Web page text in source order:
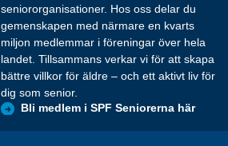
seniororganisationer. Hos oss delar du
gemenskapen med närmare en kvarts
miljon medlemmar i föreningar över hela
landet. Tillsammans verkar vi för att skapa
bättre villkor för äldre – och ett aktivt liv för
dig som senior.
Bli medlem i SPF Seniorerna här